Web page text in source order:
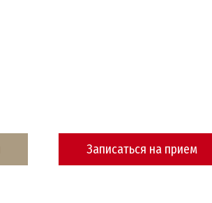
Записаться на прием